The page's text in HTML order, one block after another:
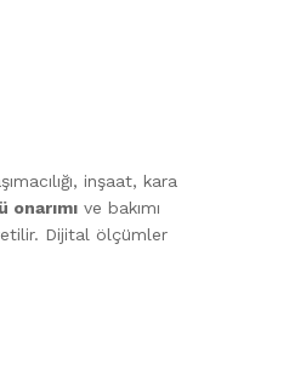
inşaat, kara
onarımı ve bakımı
Dijital ölçümler